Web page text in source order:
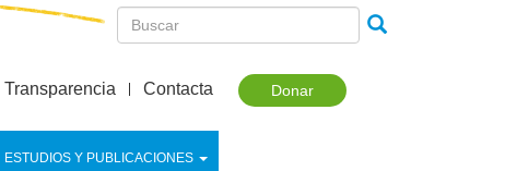
Donar
ESTUDIOS Y PUBLICACIONES
Transparencia Contacta